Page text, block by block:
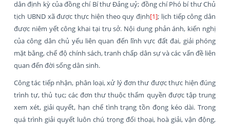
dân định kỳ của đồng chí Bí thư Đảng uỷ; đồng chí Phó bí thư Chủ
tịch UBND xã được thực hiện theo quy định[1]; lịch tiếp công dân
được niêm yết công khai tại trụ sở. Nội dung phản ánh, kiến nghị
của công dân chủ yếu liên quan đến lĩnh vực đất đai, giải phóng
mặt bằng, chế độ chính sách, tranh chấp dân sự và các vấn đề liên
quan đến đời sống dân sinh.
Công tác tiếp nhận, phân loại, xử lý đơn thư được thực hiện đúng
trình tự, thủ tục; các đơn thư thuộc thẩm quyền được tập trung
xem xét, giải quyết, hạn chế tình trạng tồn đọng kéo dài. Trong
quá trình giải quyết luôn chú trọng đối thoại, hoà giải, vận động,